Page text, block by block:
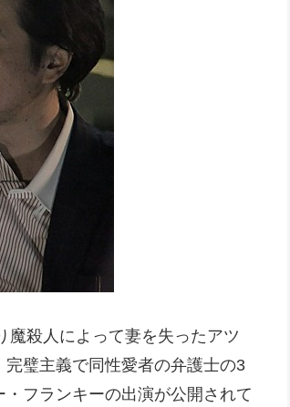
魔殺人によって妻を失ったアツ
璧主義で同性愛者の弁護士の3
フランキーの出演が公開されて